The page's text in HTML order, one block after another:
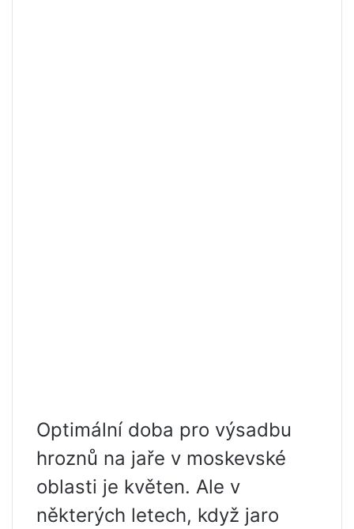
Optimální doba pro výsadbu
hroznů na jaře v moskevské
oblasti je květen. Ale v
některých letech, když jaro